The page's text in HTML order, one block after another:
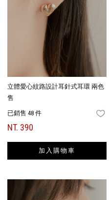
立體愛心紋路設計耳針式耳環 兩色
售
已銷售 48 件
NT. 390
加入購物車